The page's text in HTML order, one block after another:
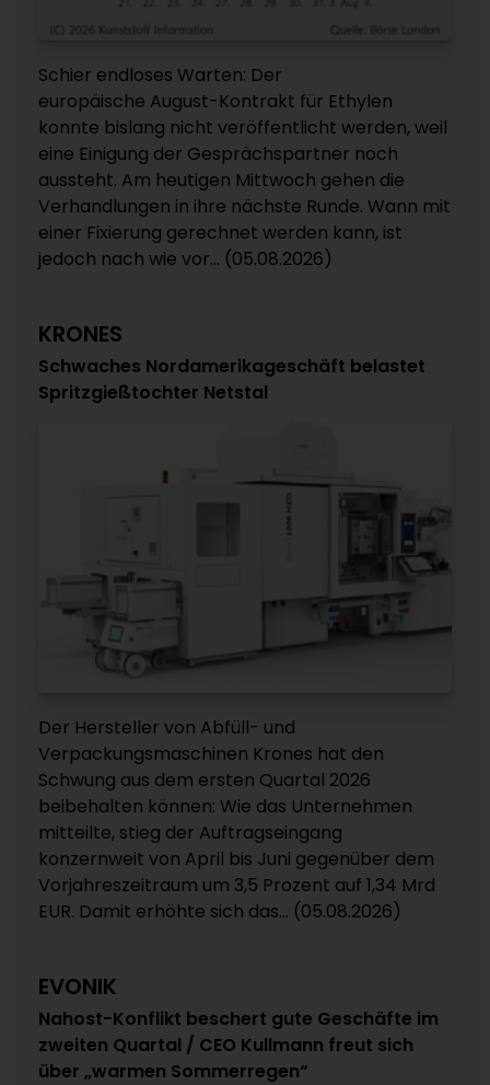
Schier endloses Warten: Der
europäische August-Kontrakt für Ethylen
konnte bislang nicht veröffentlicht werden, weil
eine Einigung der Gesprächspartner noch
aussteht. Am heutigen Mittwoch gehen die
Verhandlungen in ihre nächste Runde. Wann mit
einer Fixierung gerechnet werden kann, ist
jedoch nach wie vor... (05.08.2026)
KRONES
Schwaches Nordamerikageschäft belastet
Spritzgießtochter Netstal
Der Hersteller von Abfüll- und
Verpackungsmaschinen Krones hat den
Schwung aus dem ersten Quartal 2026
beibehalten können: Wie das Unternehmen
mitteilte, stieg der Auftragseingang
konzernweit von April bis Juni gegenüber dem
Vorjahreszeitraum um 3,5 Prozent auf 1,34 Mrd
EUR. Damit erhöhte sich das... (05.08.2026)
EVONIK
Nahost-Konflikt beschert gute Geschäfte im
zweiten Quartal / CEO Kullmann freut sich
über „warmen Sommerregen“